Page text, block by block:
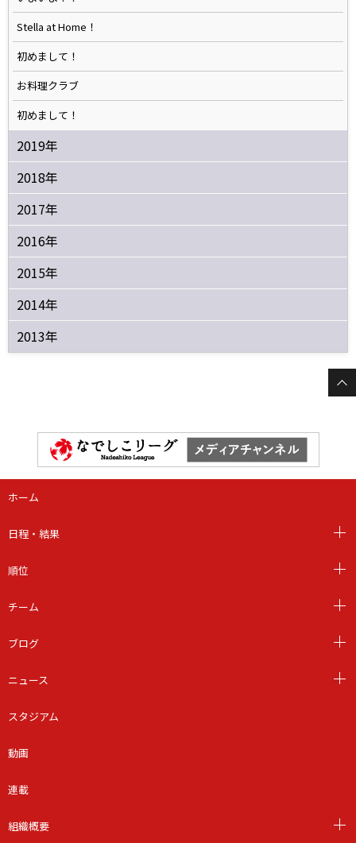
Stella at Home！
初めまして！
お料理クラブ
初めまして！
2019年
2018年
2017年
2016年
2015年
2014年
2013年
ホーム
日程・結果
順位
チーム
ブログ
ニュース
スタジアム
動画
連載
組織概要